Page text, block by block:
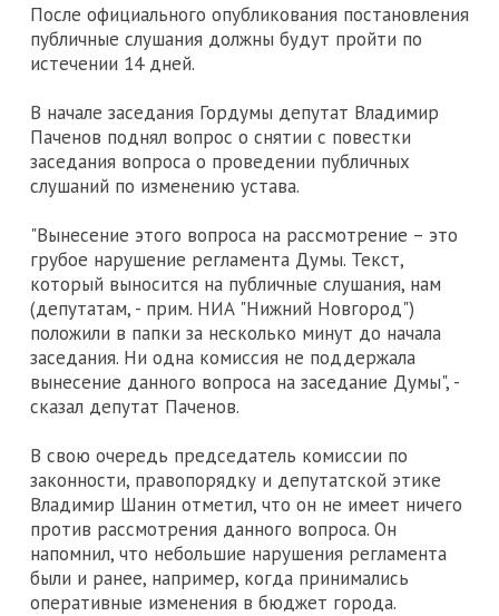
После официального опубликования постановления
публичные слушания должны будут пройти по
истечении 14 дней.
В начале заседания Гордумы депутат Владимир
Паченов поднял вопрос о снятии с повестки
заседания вопроса о проведении публичных
слушаний по изменению устава.
"Вынесение этого вопроса на рассмотрение – это
грубое нарушение регламента Думы. Текст,
который выносится на публичные слушания, нам
(депутатам, - прим. НИА "Нижний Новгород")
положили в папки за несколько минут до начала
заседания. Ни одна комиссия не поддержала
вынесение данного вопроса на заседание Думы", -
сказал депутат Паченов.
В свою очередь председатель комиссии по
законности, правопорядку и депутатской этике
Владимир Шанин отметил, что он не имеет ничего
против рассмотрения данного вопроса. Он
напомнил, что небольшие нарушения регламента
были и ранее, например, когда принимались
оперативные изменения в бюджет города.